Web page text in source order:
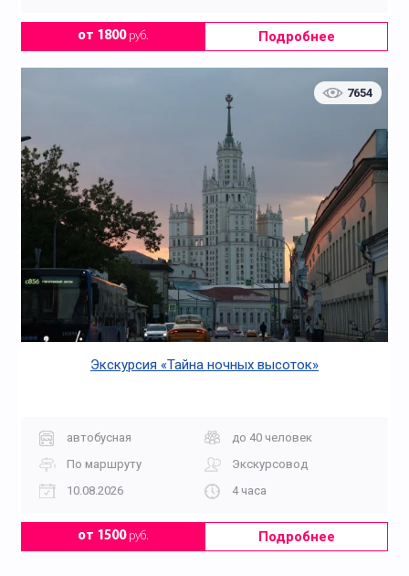
от 1800руб. Подробнее
7654
Экскурсия «Тайна ночных высоток»
автобусная
до 40 человек
По маршруту
Экскурсовод
10.08.2026
4 часа
от 1500руб. Подробнее